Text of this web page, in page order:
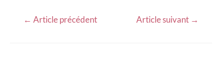
← Article précédent Article suivant →